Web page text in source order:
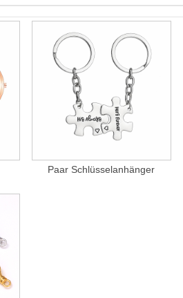
Paar Schlüsselanhänger